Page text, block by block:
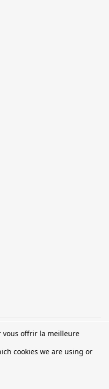
Pétange
vous offrir la meilleure
cookies we are using or